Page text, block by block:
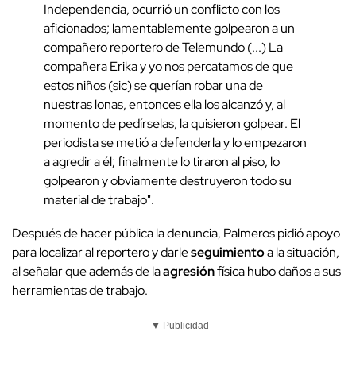
Independencia, ocurrió un conflicto con los
aficionados; lamentablemente golpearon a un
compañero reportero de Telemundo (...) La
compañera Erika y yo nos percatamos de que
estos niños (sic) se querían robar una de
nuestras lonas, entonces ella los alcanzó y, al
momento de pedírselas, la quisieron golpear. El
periodista se metió a defenderla y lo empezaron
a agredir a él; finalmente lo tiraron al piso, lo
golpearon y obviamente destruyeron todo su
material de trabajo".
Después de hacer pública la denuncia, Palmeros pidió apoyo
para localizar al reportero y darleseguimientoa la situación,
al señalar que además de laagresiónfísica hubo daños a sus
herramientas de trabajo.
▼ Publicidad